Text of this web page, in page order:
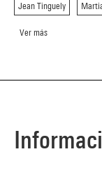
Jean Tinguely
Ver más